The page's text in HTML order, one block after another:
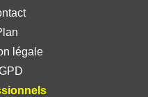
légale